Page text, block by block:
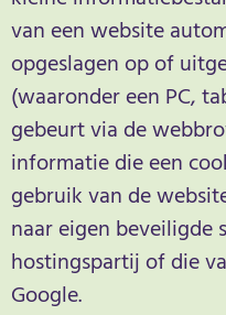
van een website
opgeslagen op of
(waaronder een PC,
gebeurt via de
informatie die een
gebruik van de
naar eigen beveiligde
hostingspartij of die
Google.